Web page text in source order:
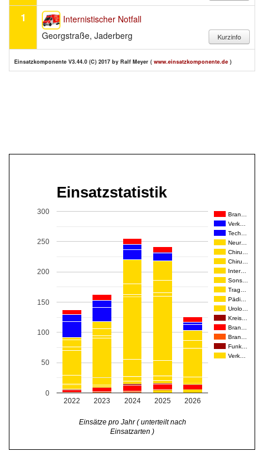
1
Internistischer Notfall
Georgstraße, Jaderberg
Einsatzkomponente V3.44.0 (C) 2017 by Ralf Meyer ( www.einsatzkomponente.de )
Einsatzstatistik
Bran…
Verk…
Tech…
Neur…
Chiru…
Chiru…
Inter…
Sons…
Trag…
Pädi…
Urolo…
Kreis…
Bran…
Bran…
Funk…
Verk…
2022 2023 2024 2025 2026
0
50
100
150
200
250
300
Einsätze pro Jahr ( unterteilt nach
Einsatzarten )